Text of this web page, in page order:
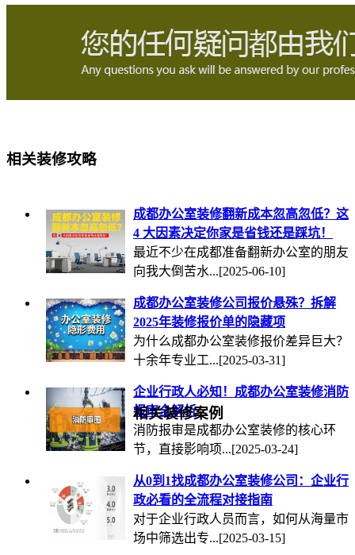
相关装修攻略
成都办公室装修翻新成本忽高忽低？这
4 大因素决定你家是省钱还是踩坑！
最近不少在成都准备翻新办公室的朋友
向我大倒苦水...[2025-06-10]
成都办公室装修公司报价悬殊？拆解
2025年装修报价单的隐藏项
为什么成都办公室装修报价差异巨大？
十余年专业工...[2025-03-31]
企业行政人必知！成都办公室装修消防
报审全解析
消防报审是成都办公室装修的核心环
节，直接影响项...[2025-03-24]
从0到1找成都办公室装修公司：企业行
政必看的全流程对接指南
对于企业行政人员而言，如何从海量市
场中筛选出专...[2025-03-15]
相关装修案例